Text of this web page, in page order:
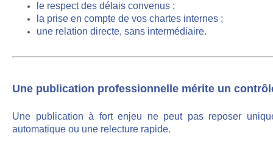
le respect des délais convenus ;
la prise en compte de vos chartes internes ;
une relation directe, sans intermédiaire.
Une publication professionnelle mérite un
Une publication à fort enjeu ne peut pas reposer
automatique ou une relecture rapide.